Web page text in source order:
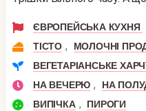
ЄВРОПЕЙСЬКА КУХНЯ
ТІСТО , МОЛОЧНІ
ВЕГЕТАРІАНСЬКЕ
НА ВЕЧЕРЮ , НА
ВИПІЧКА , ПИРОГИ